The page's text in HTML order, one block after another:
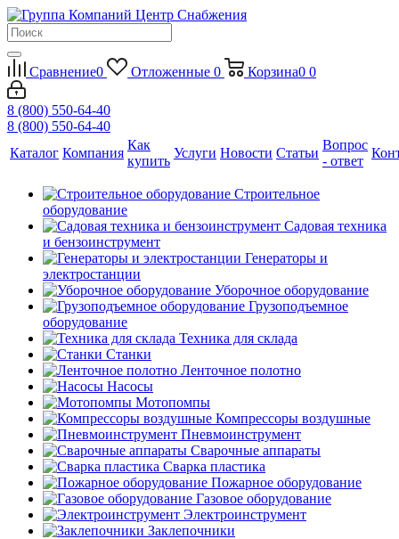
Сравнение0 Отложенные 0 Корзина0 0
8 (800) 550-64-40
8 (800) 550-64-40
Каталог Компания
Как
купить
Услуги Новости Статьи
Вопрос
- ответ
Строительное
оборудование
Садовая техника
и бензоинструмент
Генераторы и
электростанции
Уборочное оборудование
Грузоподъемное
оборудование
Техника для склада
Станки
Ленточное полотно
Насосы
Мотопомпы
Компрессоры воздушные
Пневмоинструмент
Сварочные аппараты
Сварка пластика
Пожарное оборудование
Газовое оборудование
Электроинструмент
Заклепочники